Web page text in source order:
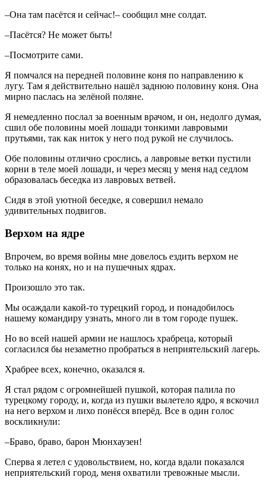
–Она там пасётся и сейчас!– сообщил мне солдат.
–Пасётся? Не может быть!
–Посмотрите сами.
Я помчался на передней половине коня по направлению к
лугу. Там я действительно нашёл заднюю половину коня. Она
мирно паслась на зелёной поляне.
Я немедленно послал за военным врачом, и он, недолго думая,
сшил обе половины моей лошади тонкими лавровыми
прутьями, так как ниток у него под рукой не случилось.
Обе половины отлично срослись, а лавровые ветки пустили
корни в теле моей лошади, и через месяц у меня над седлом
образовалась беседка из лавровых ветвей.
Сидя в этой уютной беседке, я совершил немало
удивительных подвигов.
Верхом на ядре
Впрочем, во время войны мне довелось ездить верхом не
только на конях, но и на пушечных ядрах.
Произошло это так.
Мы осаждали какой-то турецкий город, и понадобилось
нашему командиру узнать, много ли в том городе пушек.
Но во всей нашей армии не нашлось храбреца, который
согласился бы незаметно пробраться в неприятельский лагерь.
Храбрее всех, конечно, оказался я.
Я стал рядом с огромнейшей пушкой, которая палила по
турецкому городу, и, когда из пушки вылетело ядро, я вскочил
на него верхом и лихо понёсся вперёд. Все в один голос
воскликнули:
–Браво, браво, барон Мюнхаузен!
Сперва я летел с удовольствием, но, когда вдали показался
неприятельский город, меня охватили тревожные мысли.